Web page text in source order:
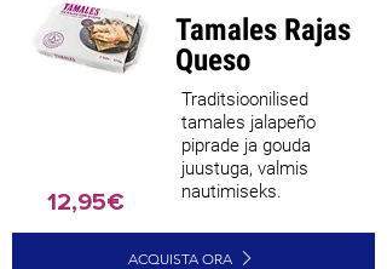
12,95€
Tamales Rajas
Queso
Traditsioonilised
tamales jalapeño
piprade ja gouda
juustuga, valmis
nautimiseks.
ACQUISTA ORA